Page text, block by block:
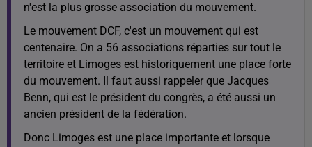
n'est la plus grosse association du mouvement.
Le mouvement DCF, c'est un mouvement qui est
centenaire. On a 56 associations réparties sur tout le
territoire et Limoges est historiquement une place forte
du mouvement. Il faut aussi rappeler que Jacques
Benn, qui est le président du congrès, a été aussi un
ancien président de la fédération.
Donc Limoges est une place importante et lorsque